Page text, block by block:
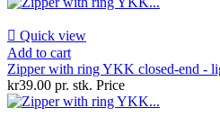
 Quick view
Add to cart
Zipper with ring YKK closed-end -
kr39.00 pr. stk. Price